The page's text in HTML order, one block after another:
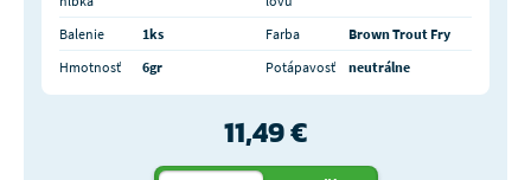
Balenie 1ks Farba
Brown Trout Fry
Hmotnosť
6gr Potápavosť neutrálne
11,49 €